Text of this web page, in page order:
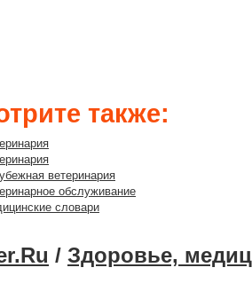
также:
ветеринария
обслуживание
словари
/ Здоровье,